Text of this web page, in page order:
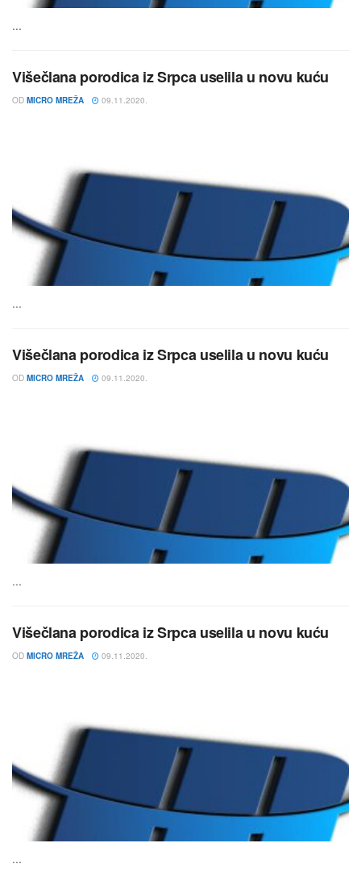
...
Višečlana porodica iz Srpca uselila u novu kuću
OD MICRO MREŽA 09.11.2020.
...
Višečlana porodica iz Srpca uselila u novu kuću
OD MICRO MREŽA 09.11.2020.
...
Višečlana porodica iz Srpca uselila u novu kuću
OD MICRO MREŽA 09.11.2020.
...